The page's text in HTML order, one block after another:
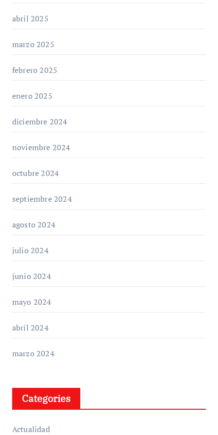
abril 2025
marzo 2025
febrero 2025
enero 2025
diciembre 2024
noviembre 2024
octubre 2024
septiembre 2024
agosto 2024
julio 2024
junio 2024
mayo 2024
abril 2024
marzo 2024
Categories
Actualidad